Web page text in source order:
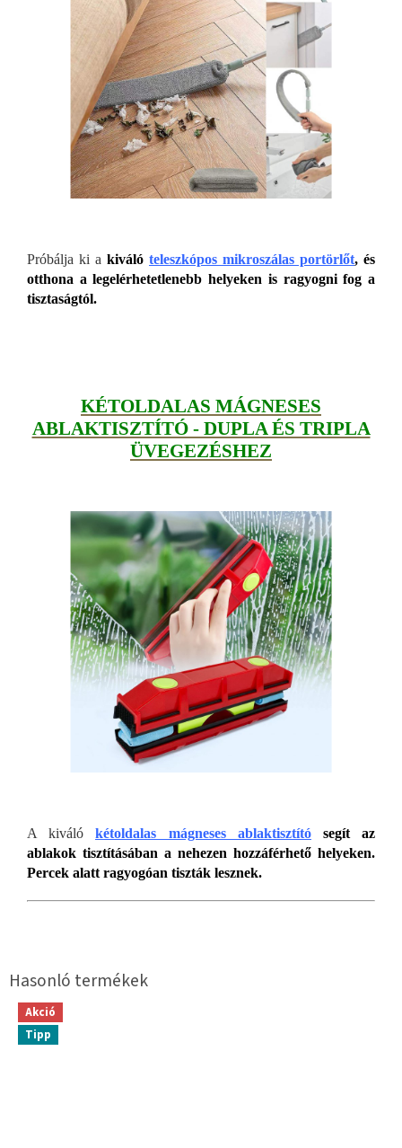
Próbálja ki a kiváló teleszkópos mikroszálas portörlőt, és
otthona a legelérhetetlenebb helyeken is ragyogni fog a
tisztaságtól.
KÉTOLDALAS MÁGNESES
ABLAKTISZTÍTÓ - DUPLA ÉS TRIPLA
ÜVEGEZÉSHEZ
A kiválókétoldalas mágneses ablaktisztító
segít az
ablakok tisztításában a nehezen hozzáférhető helyeken.
Percek alatt ragyogóan tiszták lesznek.
Akció
Tipp